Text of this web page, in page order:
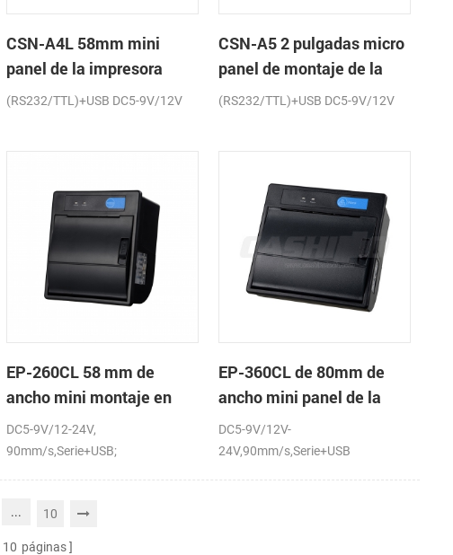
CSN-A4L 58mm mini
panel de la impresora
térmica de recibos
(RS232/TTL)+USB DC5-9V/12V
CSN-A5 2 pulgadas micro
panel de montaje de la
impresora térmica de
(RS232/TTL)+USB DC5-9V/12V
EP-260CL 58 mm de
ancho mini montaje en
panel de la impresora
térmica con auto-cortador
DC5-9V/12-24V,
90mm/s,Serie+USB;
EP-360CL de 80mm de
ancho mini panel de la
impresora térmica con
auto-cortador
DC5-9V/12V-
24V,90mm/s,Serie+USB
... 10
10 páginas